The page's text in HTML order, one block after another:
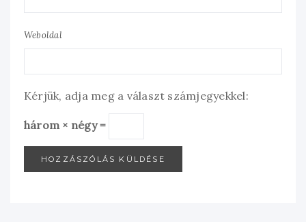
Weboldal
Kérjük, adja meg a választ számjegyekkel:
három × négy =